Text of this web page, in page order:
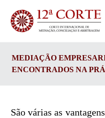
MEDIAÇÃO
ENCONTRADOS NA
São várias as